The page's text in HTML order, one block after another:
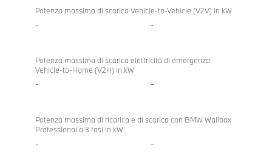
Potenza massima di scarica Vehicle-to-Vehicle (V2V) in kW
- -
Potenza massima di scarica elettricità di emergenza
Vehicle-to-Home (V2H) in kW
- -
Potenza massima di ricarica e di scarica con BMW Wallbox
Professional a 3 fasi in kW
- -